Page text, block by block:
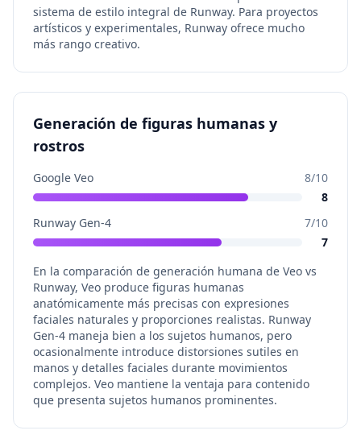
sistema de estilo integral de Runway. Para proyectos
artísticos y experimentales, Runway ofrece mucho
más rango creativo.
Generación de figuras humanas y
rostros
Google Veo 8/10
8
Runway Gen-4
7/10
7
En la comparación de generación humana de Veo vs
Runway, Veo produce figuras humanas
anatómicamente más precisas con expresiones
faciales naturales y proporciones realistas. Runway
Gen-4 maneja bien a los sujetos humanos, pero
ocasionalmente introduce distorsiones sutiles en
manos y detalles faciales durante movimientos
complejos. Veo mantiene la ventaja para contenido
que presenta sujetos humanos prominentes.